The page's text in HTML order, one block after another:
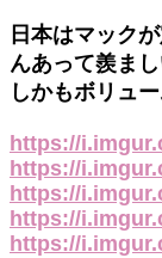
日本はマック
んあって羨ま
しかもボリュ
https://
https://
https://
https://
https://